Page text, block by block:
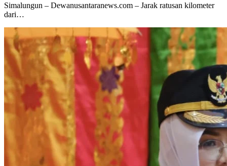
Simalungun – Dewanusantaranews.com – Jarak ratusan kilometer
dari…